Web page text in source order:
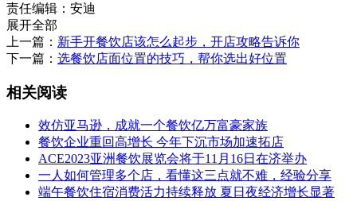
责任编辑：安迪
展开全部
上一篇： 新手开餐饮店该怎么起步，开店攻略告诉你
下一篇： 选餐饮店面位置的技巧，帮你选出好位置
相关阅读
效仿亚马逊，成就一个餐饮亿万富豪家族
餐饮企业重回高增长 今年下沉市场加速拓店
ACE2023亚洲餐饮展览会将于11月16日在济举办
一人如何管理多个店，看懂这三点就不难，经验分享
端午餐饮住宿消费活力持续释放 夏日夜经济增长显著